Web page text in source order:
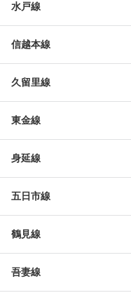
水戸線
信越本線
久留里線
東金線
身延線
五日市線
鶴見線
吾妻線